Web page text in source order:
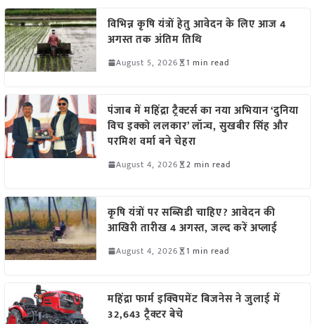
विभिन्न कृषि यंत्रों हेतु आवेदन के लिए आज 4
अगस्त तक अंतिम तिथि
August 5, 2026 1 min read
पंजाब में महिंद्रा ट्रैक्टर्स का नया अभियान ‘दुनिया
विच इक्को ललकार’ लॉन्च, सुखबीर सिंह और
परमिश वर्मा बने चेहरा
August 4, 2026 2 min read
कृषि यंत्रों पर सब्सिडी चाहिए? आवेदन की
आखिरी तारीख 4 अगस्त, जल्द करें अप्लाई
August 4, 2026 1 min read
महिंद्रा फार्म इक्विपमेंट बिजनेस ने जुलाई में
32,643 ट्रैक्टर बेचे